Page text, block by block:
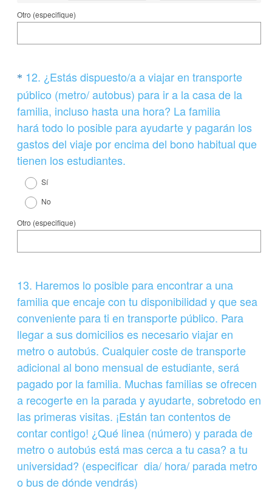
o
r
o
)
.
Otro (especifique)
Question
Title
* 12. ¿Estás dispuesto/a a viajar en transporte
público (metro/ autobus) para ir a la casa de la
familia, incluso hasta una hora? La familia
hará todo lo posible para ayudarte y pagarán los
gastos del viaje por encima del bono habitual que
tienen los estudiantes.
a
o
o
)
.
Sí
No
Otro (especifique)
Question
Title
13. Haremos lo posible para encontrar a una
familia que encaje con tu disponibilidad y que sea
conveniente para ti en transporte público. Para
llegar a sus domicilios es necesario viajar en
metro o autobús. Cualquier coste de transporte
adicional al bono mensual de estudiante, será
pagado por la familia. Muchas familias se ofrecen
a recogerte en la parada y ayudarte, sobretodo en
las primeras visitas. ¡Están tan contentos de
contar contigo! ¿Qué linea (número) y parada de
metro o autobús está mas cerca a tu casa? a tu
universidad? (especificar dia/ hora/ parada metro
o bus de dónde vendrás)